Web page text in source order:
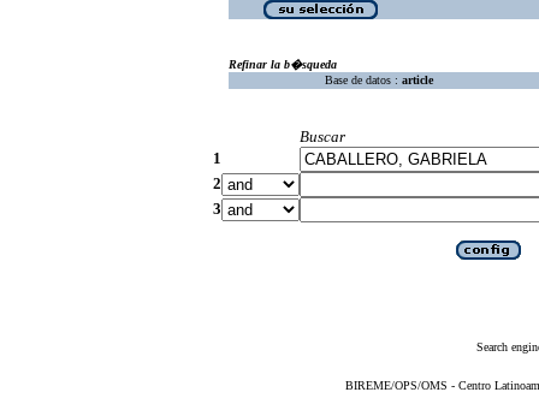
Refinar la b�squeda
Base de datos : article
Buscar
1
2
3
Search
BIREME/OPS/OMS - Centro